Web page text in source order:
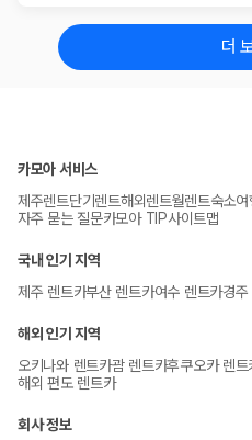
더
카모아 서비스
제주렌트단기렌트해외렌트월렌트숙소여
자주 묻는 질문카모아 TIP사이트맵
국내 인기 지역
제주 렌트카부산 렌트카여수 렌트카경주
해외 인기 지역
오키나와 렌트카괌 렌트카후쿠오카 렌트
해외 편도 렌트카
회사 정보